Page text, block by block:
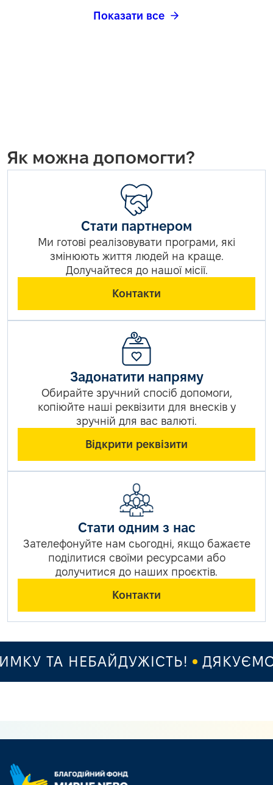
Показати все
Як можна допомогти?
Стати партнером
Ми готові реалізовувати програми, які
змінюють життя людей на краще.
Долучайтеся до нашої місії.
Контакти
Задонатити напряму
Обирайте зручний спосіб допомоги,
копіюйте наші реквізити для внесків у
зручній для вас валюті.
Відкрити реквізити
Стати одним з нас
Зателефонуйте нам сьогодні, якщо бажаєте
поділитися своїми ресурсами або
долучитися до наших проєктів.
Контакти
ТА НЕБАЙДУЖІСТЬ! ДЯКУЄМО